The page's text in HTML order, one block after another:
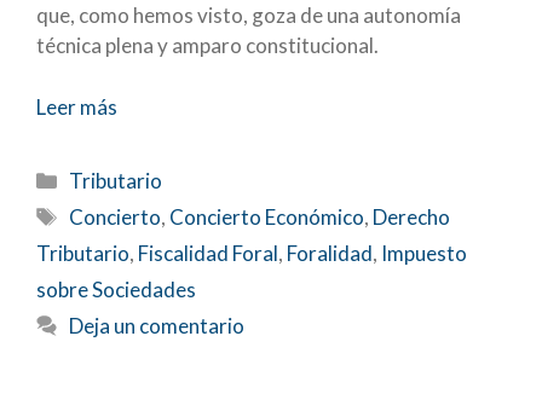
que, como hemos visto, goza de una autonomía
técnica plena y amparo constitucional.
Leer más
Categorías
Tributario
Etiquetas
Concierto, Concierto Económico, Derecho
Tributario, Fiscalidad Foral, Foralidad, Impuesto
sobre Sociedades
Deja un comentario